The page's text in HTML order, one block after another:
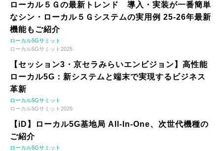
ローカル５Ｇの最新トレンド 導入・実装が一番簡単
なシン・ローカル５Ｇシステムの実用例 25-26年最新
機能もご紹介
ローカル5Gサミット
ローカル5Gサミット2025
【セッション3・京セラみらいエンビジョン】高性能
ローカル5G：新システムと端末で実現するビジネス
革新
ローカル5Gサミット
ローカル5Gサミット2025
【iD】ローカル5G基地局 All-In-One、次世代機種の
ご紹介
ローカル5Gサミット